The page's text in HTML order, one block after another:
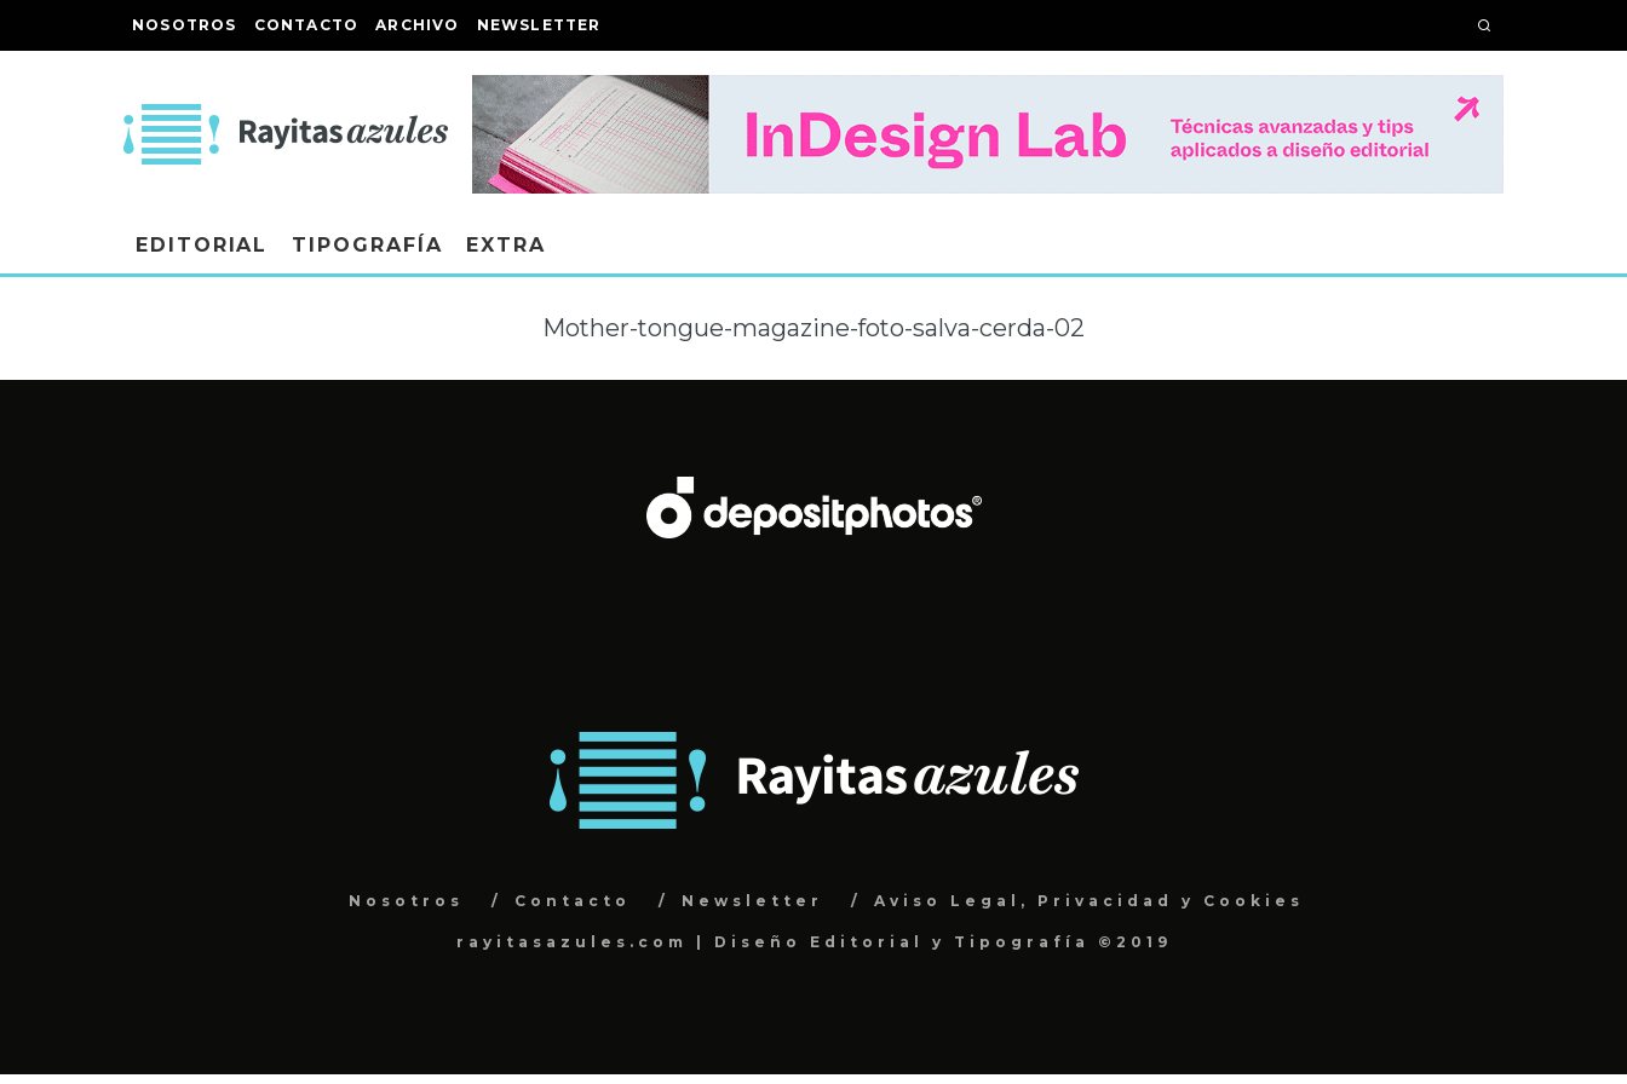
NOSOTROS CONTACTO ARCHIVO NEWSLETTER
EDITORIAL TIPOGRAFÍA EXTRA
Mother-tongue-magazine-foto-salva-cerda-02
Nosotros Contacto Newsletter Aviso Legal, Privacidad y Cookies
rayitasazules.com | Diseño Editorial y Tipografía ©2019